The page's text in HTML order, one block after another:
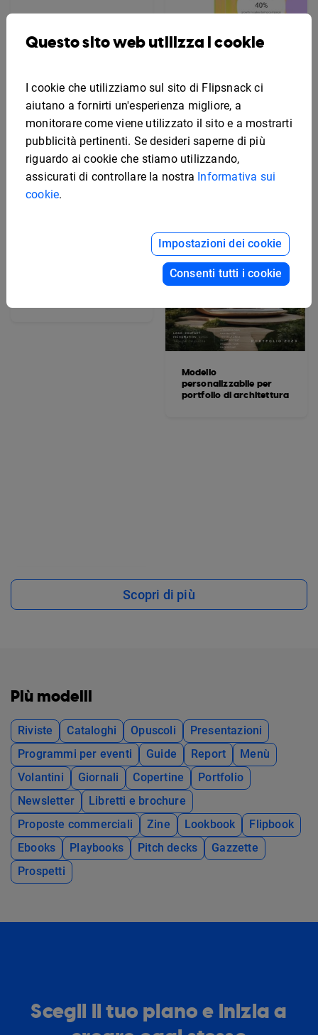
Modello online per
Modello interattivo per
portfolio di marketing
Modello
personalizzabile per
portfolio di architettura
Scopri di più
Più modelli
Riviste Cataloghi Opuscoli
Presentazioni
Programmi per eventi
Guide Report
Menù
Volantini
Giornali Copertine
Portfolio
Newsletter
Libretti e brochure
Proposte commerciali
Zine Lookbook
Flipbook
Ebooks
Playbooks Pitch decks
Gazzette
Prospetti
Scegli il tuo piano e inizia a
Questo sito web utilizza i cookie
I cookie che utilizziamo sul sito di Flipsnack ci
aiutano a fornirti un'esperienza migliore, a
monitorare come viene utilizzato il sito e a mostrarti
pubblicità pertinenti. Se desideri saperne di più
riguardo ai cookie che stiamo utilizzando,
assicurati di controllare la nostra Informativa sui
cookie.
Impostazioni dei cookie
Consenti tutti i cookie